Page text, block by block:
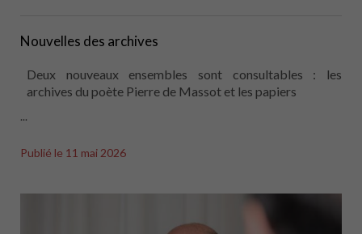
Nouvelles des archives
Deux nouveaux ensembles sont consultables : les
archives du poète Pierre de Massot et les papiers
...
Publié le 11 mai 2026